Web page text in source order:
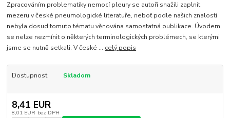
Zpracováním problematiky nemocí pleury se autoři snažili zaplnit
mezeru v české pneumologické literatuře, neboť podle našich znalostí
nebyla dosud tomuto tématu věnována samostatná publikace. Úvodem
se nelze nezmínit o některých terminologických problémech, se kterými
jsme se nutně setkali. V české ... celý popis
Dostupnosť Skladom
8,41 EUR
8,01 EUR bez DPH